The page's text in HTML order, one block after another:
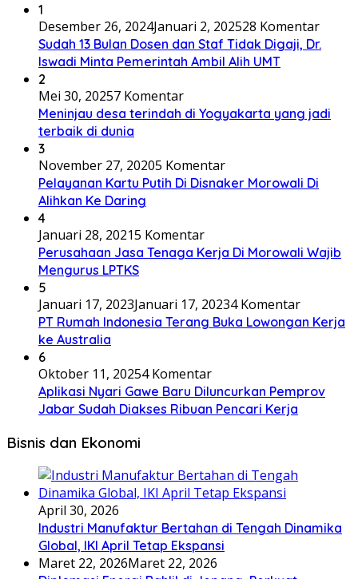
1
Desember 26, 2024Januari 2, 202528 Komentar
Sudah 13 Bulan Dosen dan Staf Tidak Digaji, Dr.
Iswadi Minta Pemerintah Ambil Alih UMT
2
Mei 30, 20257 Komentar
Meninjau desa terindah di Yogyakarta yang jadi
terbaik di dunia
3
November 27, 20205 Komentar
Pelayanan Kartu Putih Di Disnaker Morowali Di
Alihkan Ke Daring
4
Januari 28, 20215 Komentar
Perusahaan Jasa Tenaga Kerja Di Morowali Wajib
Mengurus LPTKS
5
Januari 17, 2023Januari 17, 20234 Komentar
PT Rumah Indonesia Terang Buka Lowongan Kerja
ke Australia
6
Oktober 11, 20254 Komentar
Aplikasi Nyari Gawe Baru Diluncurkan Pemprov
Jabar Sudah Diakses Ribuan Pencari Kerja
Bisnis dan Ekonomi
April 30, 2026
Industri Manufaktur Bertahan di Tengah Dinamika
Global, IKI April Tetap Ekspansi
Maret 22, 2026Maret 22, 2026